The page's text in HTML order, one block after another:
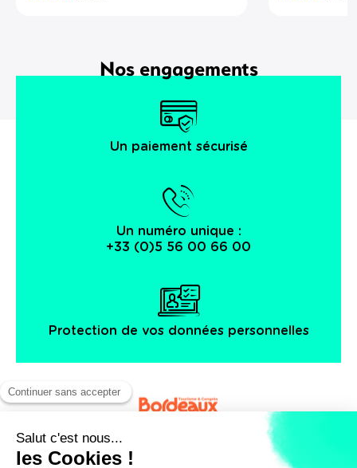
Nos engagements
Un paiement sécurisé
Un numéro unique :
+33 (0)5 56 00 66 00
Protection de vos données personnelles